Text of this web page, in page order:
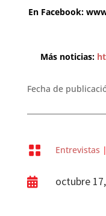
En Facebook:
Más noticias:
Fecha de
 Entrevistas |
 octubre